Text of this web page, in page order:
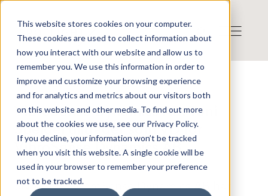
This website stores cookies on your computer.
These cookies are used to collect information about
how you interact with our website and allow us to
remember you. We use this information in order to
improve and customize your browsing experience
and for analytics and metrics about our visitors both
on this website and other media. To find out more
about the cookies we use, see our Privacy Policy.
If you decline, your information won’t be tracked
when you visit this website. A single cookie will be
used in your browser to remember your preference
not to be tracked.
Press release from Companies
Publicerat: 2025-09-01 08:30:00
VibroSense Dynamics AB: Toni
Speidel tillträder som VD för
VibroSense Dynamics AB
Styrelsen i VibroSense Dynamics AB har